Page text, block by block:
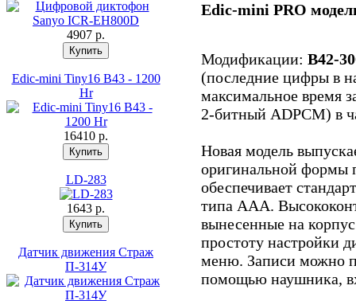
4907 p.
Edic-mini Tiny16 B43 - 1200
Hr
16410 p.
LD-283
1643 p.
Датчик движения Страж
П-314У
Edic-mini PRO
Модификации: В42-
(последние цифры в
максимальное время
2-битный ADPCM) в
Новая модель
оригинальной формы
обеспечивает
типа ААА.
вынесенные на
простоту настройки
меню. Записи можно
помощью наушника,